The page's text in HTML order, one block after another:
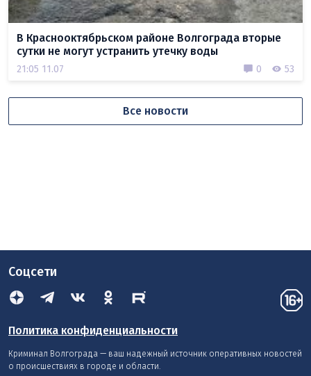
В Краснооктябрьском районе Волгограда вторые
сутки не могут устранить утечку воды
21:05 11.07 0 53
Все новости
Соцсети
Политика конфиденциальности
Криминал Волгограда — ваш надежный источник оперативных новостей
о происшествиях в городе и области.